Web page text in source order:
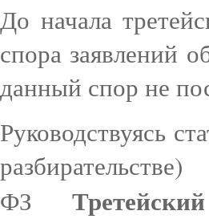
До начала
спора заявлений
данный спор не
Руководствуясь
ФЗ